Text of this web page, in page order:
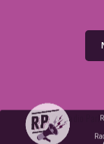
2026 Radio